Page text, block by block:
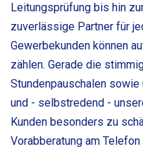
Leitungsprüfung bis hin
zuverlässige Partner für
Gewerbekunden können
zählen. Gerade die
Stundenpauschalen
und - selbstredend -
Kunden besonders zu
Vorabberatung am